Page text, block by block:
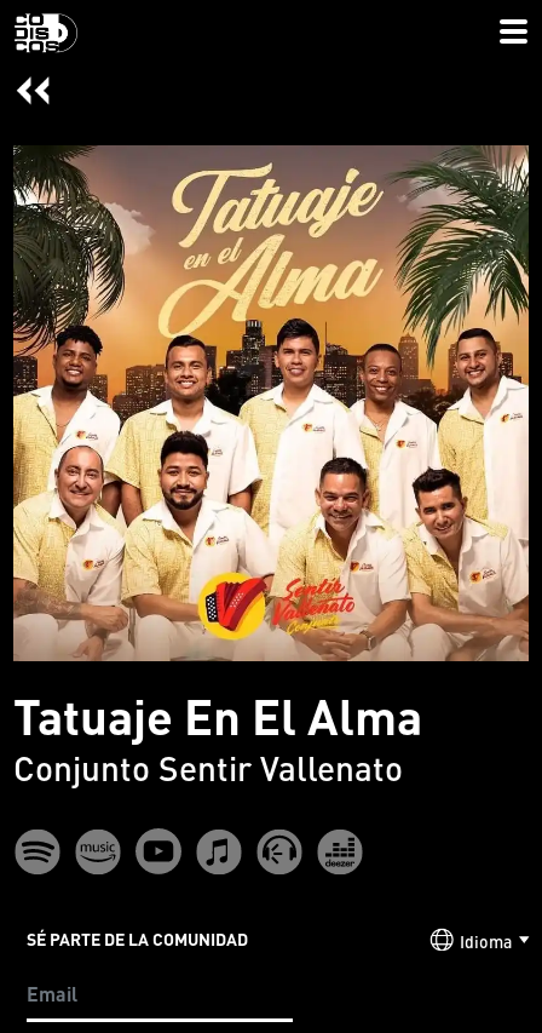
Tatuaje En El Alma
Conjunto Sentir Vallenato
SÉ PARTE DE LA COMUNIDAD Idioma